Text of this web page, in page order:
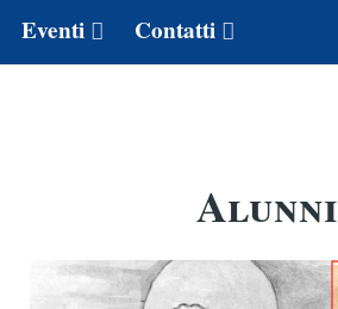
Eventi Contatti
Alunni